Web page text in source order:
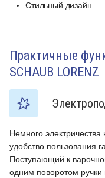
Стильный дизайн
Практичные
SCHAUB LORENZ
Немного
удобство пользования
Поступающий к
одним поворотом ручки